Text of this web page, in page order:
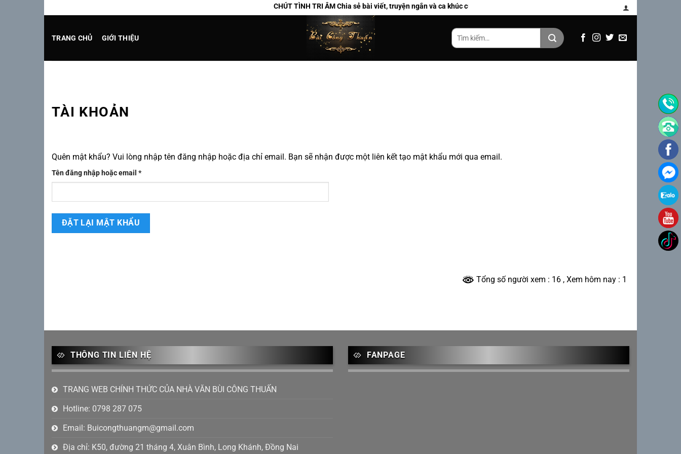
đến
dung
CHÚT TÌNH TRI ÂM Chia sẻ bài viết, truyện ngắn và ca khúc của Bùi Công Thuấn
TRANG CHỦ GIỚI THIỆU
Tìm
kiếm:
TÀI KHOẢN
Quên mật khẩu? Vui lòng nhập tên đăng nhập hoặc địa chỉ email. Bạn sẽ nhận được một liên kết tạo mật khẩu mới qua email.
Tên đăng nhập hoặc email *Bắt
buộc
ĐẶT LẠI MẬT KHẨU
Tổng số người xem : 16 , Xem hôm nay : 1
THÔNG TIN LIÊN HỆ
TRANG WEB CHÍNH THỨC CỦA NHÀ VĂN BÙI CÔNG THUẤN
Hotline: 0798 287 075
Email: Buicongthuangm@gmail.com
Địa chỉ: K50, đường 21 tháng 4, Xuân Bình, Long Khánh, Đồng Nai
FANPAGE